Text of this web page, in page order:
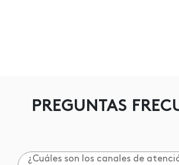
PREGUNTAS
¿Cuáles son los canales de